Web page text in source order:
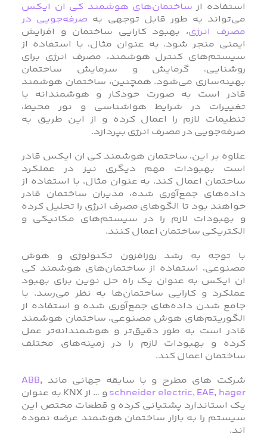
استفاده از ساختمان‌های هوشمند کی ان ایکس
می‌تواند به طور قابل توجهی به صرفه‌جویی در
مصرف انرژی، بهبود کارایی ساختمان و افزایش
ایمنی منجر شود. به عنوان مثال، با استفاده از
سیستم‌های کنترل هوشمند، مصرف انرژی برای
روشنایی، گرمایش و سرمایش ساختمان
بهینه‌سازی می‌شود. همچنین، ساختمان هوشمند
قادر است به صورت خودکار و هوشمندانه با
تغییرات در شرایط هواشناسی و نور محیط،
تنظیمات لازم را اعمال کرده و از این طریق به
صرفه‌جویی در مصرف انرژی بپردازد.
علاوه بر این، ساختمان هوشمند کی ان ایکس قادر
است بهبودات مهم دیگری نیز در عملکرد
ساختمان اعمال کند. به عنوان مثال، با استفاده از
داده‌های جمع‌آوری شده، مدیران ساختمان قادر
خواهند بود تا الگوهای مصرف انرژی را تحلیل کرده
و بهبودات لازم را در سیستم‌های مکانیکی و
الکتریکی ساختمان اعمال کنند.
با توجه به رشد روزافزون تکنولوژی و هوش
مصنوعی، استفاده از ساختمان‌های هوشمند کی
ان ایکس به عنوان یک راه حل نوین برای بهبود
عملکرد و کارایی ساختمان‌ها به نظر می‌رسد. با
جامع شدن داده‌های جمع‌آوری شده و استفاده از
الگوریتم‌های هوش مصنوعی، ساختمان هوشمند
قادر است به طور دقیق‌تر و هوشمندانه‌تر عمل
کرده و بهبودات لازم را در زمینه‌های مختلف
ساختمان اعمال کند.
شرکت های مطرح و با سابقه جهانی ماند
ABB,
schneider electric, EAE, hager
و … از KNX به عنوان
یک استاندارد پشتیانی کرده و قطعات مختص این
سیستم را به بازار ساختمان هوشمند عرضه نموده
اند.